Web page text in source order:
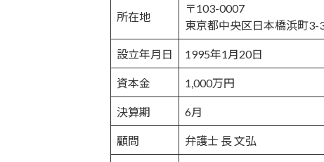
所在地
〒103-0007
東京都中央区日本橋浜町3-
設立年月日 1995年1月20日
資本金 1,000万円
決算期 6月
顧問 弁護士 長 文弘